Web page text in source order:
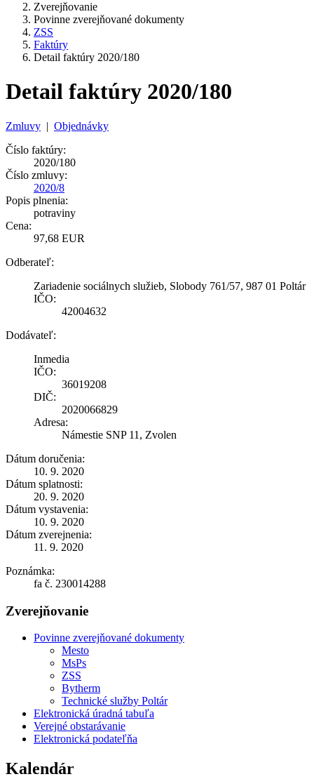
Zverejňovanie
Povinne zverejňované dokumenty
ZSS
Faktúry
Detail faktúry 2020/180
Detail faktúry 2020/180
Zmluvy | Objednávky
Číslo faktúry:
2020/180
Číslo zmluvy:
2020/8
Popis plnenia:
potraviny
Cena:
97,68 EUR
Odberateľ:
Zariadenie sociálnych služieb, Slobody 761/57, 987 01 Poltár
IČO:
42004632
Dodávateľ:
Inmedia
IČO:
36019208
DIČ:
2020066829
Adresa:
Námestie SNP 11, Zvolen
Dátum doručenia:
10. 9. 2020
Dátum splatnosti:
20. 9. 2020
Dátum vystavenia:
10. 9. 2020
Dátum zverejnenia:
11. 9. 2020
Poznámka:
fa č. 230014288
Zverejňovanie
Povinne zverejňované dokumenty
Mesto
MsPs
ZSS
Bytherm
Technické služby Poltár
Elektronická úradná tabuľa
Verejné obstarávanie
Elektronická podateľňa
Kalendár